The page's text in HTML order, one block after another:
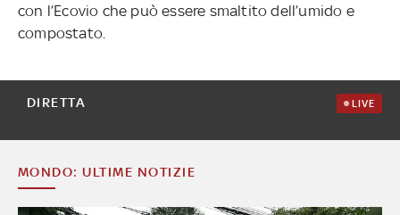
con l’Ecovio che può essere smaltito dell’umido e
compostato.
DIRETTA LIVE
MONDO: ULTIME NOTIZIE